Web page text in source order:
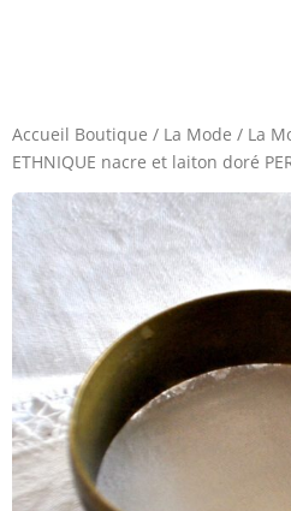
Accueil Boutique / La Mode / La
ETHNIQUE nacre et laiton doré